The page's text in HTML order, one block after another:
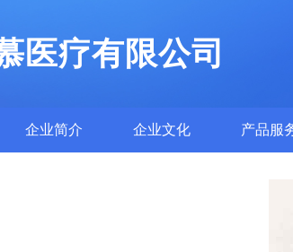
医疗有限公司
企业简介 企业文化 产品服